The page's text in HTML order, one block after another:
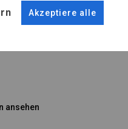
Stahl ca.fi 54 mm
ansehen
Akzeptiere alle